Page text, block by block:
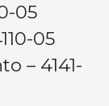
05
05
– 4141-